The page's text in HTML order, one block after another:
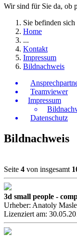
Wir sind für Sie da, ob
Sie befinden sich
Home
...
Kontakt
Impressum
Bildnachweis
Teamviewer
Impressum
Datenschutz
Bildnachweis
Seite 4 von insgesamt
3d small people -
Urheber: Anatoly
Lizenziert am: